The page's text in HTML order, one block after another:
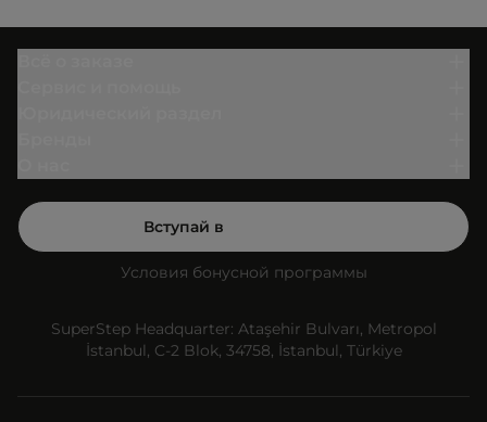
Вступай в
Условия бонусной программы
SuperStep Headquarter: Ataşehir Bulvarı, Metropol
İstanbul, C-2 Blok, 34758, İstanbul, Türkiye